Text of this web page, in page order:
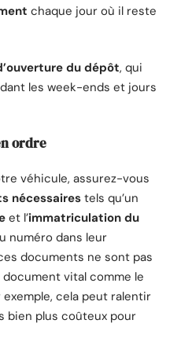
chaque jour où il reste
du dépôt, qui
les week-ends et jours
ordre
véhicule, assurez-vous
nécessaires tels qu’un
et l’immatriculation du
numéro dans leur
documents ne sont pas
document vital comme le
cela peut ralentir
bien plus coûteux pour